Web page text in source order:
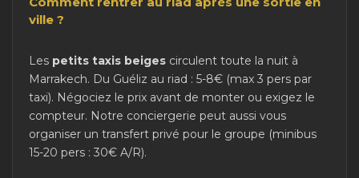
ville ?
Les petits taxis beiges circulent toute la nuit à
Marrakech. Du Guéliz au riad : 5-8€ (max 3 pers par
taxi). Négociez le prix avant de monter ou exigez le
compteur. Notre conciergerie peut aussi vous
organiser un transfert privé pour le groupe (minibus
15-20 pers : 30€ A/R).